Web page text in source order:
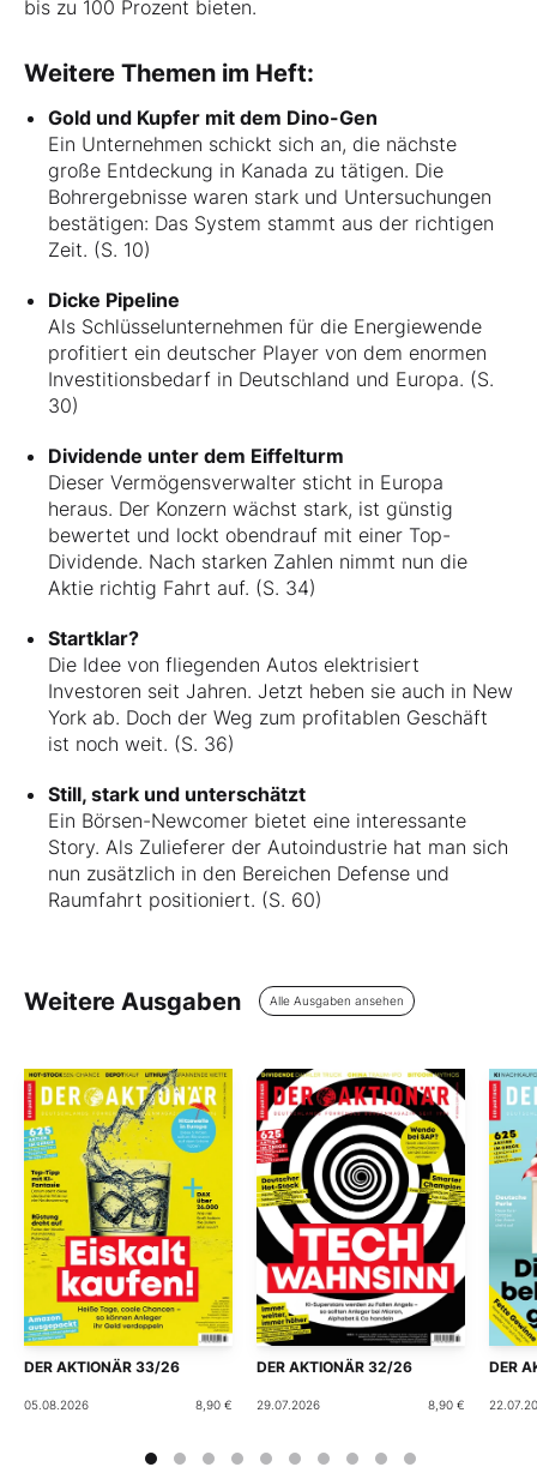
bis zu 100 Prozent bieten.
Weitere Themen im Heft:
Gold und Kupfer mit dem Dino-Gen
Ein Unternehmen schickt sich an, die nächste
große Entdeckung in Kanada zu tätigen. Die
Bohrergebnisse waren stark und Untersuchungen
bestätigen: Das System stammt aus der richtigen
Zeit. (S. 10)
Dicke Pipeline
Als Schlüsselunternehmen für die Energiewende
profitiert ein deutscher Player von dem enormen
Investitionsbedarf in Deutschland und Europa. (S.
30)
Dividende unter dem Eiffelturm
Dieser Vermögensverwalter sticht in Europa
heraus. Der Konzern wächst stark, ist günstig
bewertet und lockt obendrauf mit einer Top-
Dividende. Nach starken Zahlen nimmt nun die
Aktie richtig Fahrt auf. (S. 34)
Startklar?
Die Idee von fliegenden Autos elektrisiert
Investoren seit Jahren. Jetzt heben sie auch in New
York ab. Doch der Weg zum profitablen Geschäft
ist noch weit. (S. 36)
Still, stark und unterschätzt
Ein Börsen-Newcomer bietet eine interessante
Story. Als Zulieferer der Autoindustrie hat man sich
nun zusätzlich in den Bereichen Defense und
Raumfahrt positioniert. (S. 60)
Weitere Ausgaben Alle Ausgaben ansehen
DER AKTIONÄR 33/26
05.08.2026 8,90 €
DER AKTIONÄR 32/26
29.07.2026 8,90 €
DER